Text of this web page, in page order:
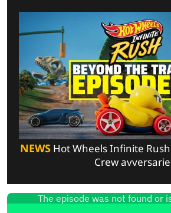
NEWS Hot Wheels Infinite
Crew avversarie